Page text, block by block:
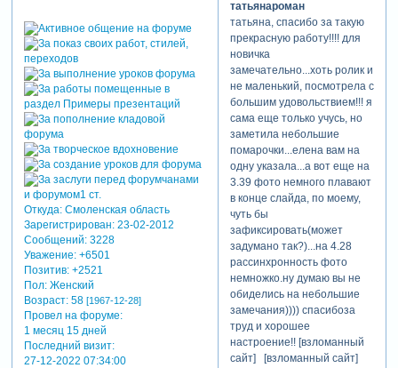
Откуда:Смоленская область
Зарегистрирован: 23-02-2012
Сообщений:3228
Уважение: +6501
Позитив: +2521
Пол:Женский
Возраст:58 [1967-12-28]
Провел на форуме:
1 месяц 15 дней
Последний визит:
27-12-2022 07:34:00
татьянароман
татьяна, спасибо за такую
прекрасную работу!!!! для
новичка
замечательно...хоть ролик и
не маленький, посмотрела с
большим удовольствием!!! я
сама еще только учусь, но
заметила небольшие
помарочки...елена вам на
одну указала...а вот еще на
3.39 фото немного плавают
в конце слайда, по моему,
чуть бы
зафиксировать(может
задумано так?)...на 4.28
рассинхронность фото
немножко.ну думаю вы не
обиделись на небольшие
замечания)))) спасибоза
труд и хорошее
настроение!! [взломанный
сайт] [взломанный сайт]